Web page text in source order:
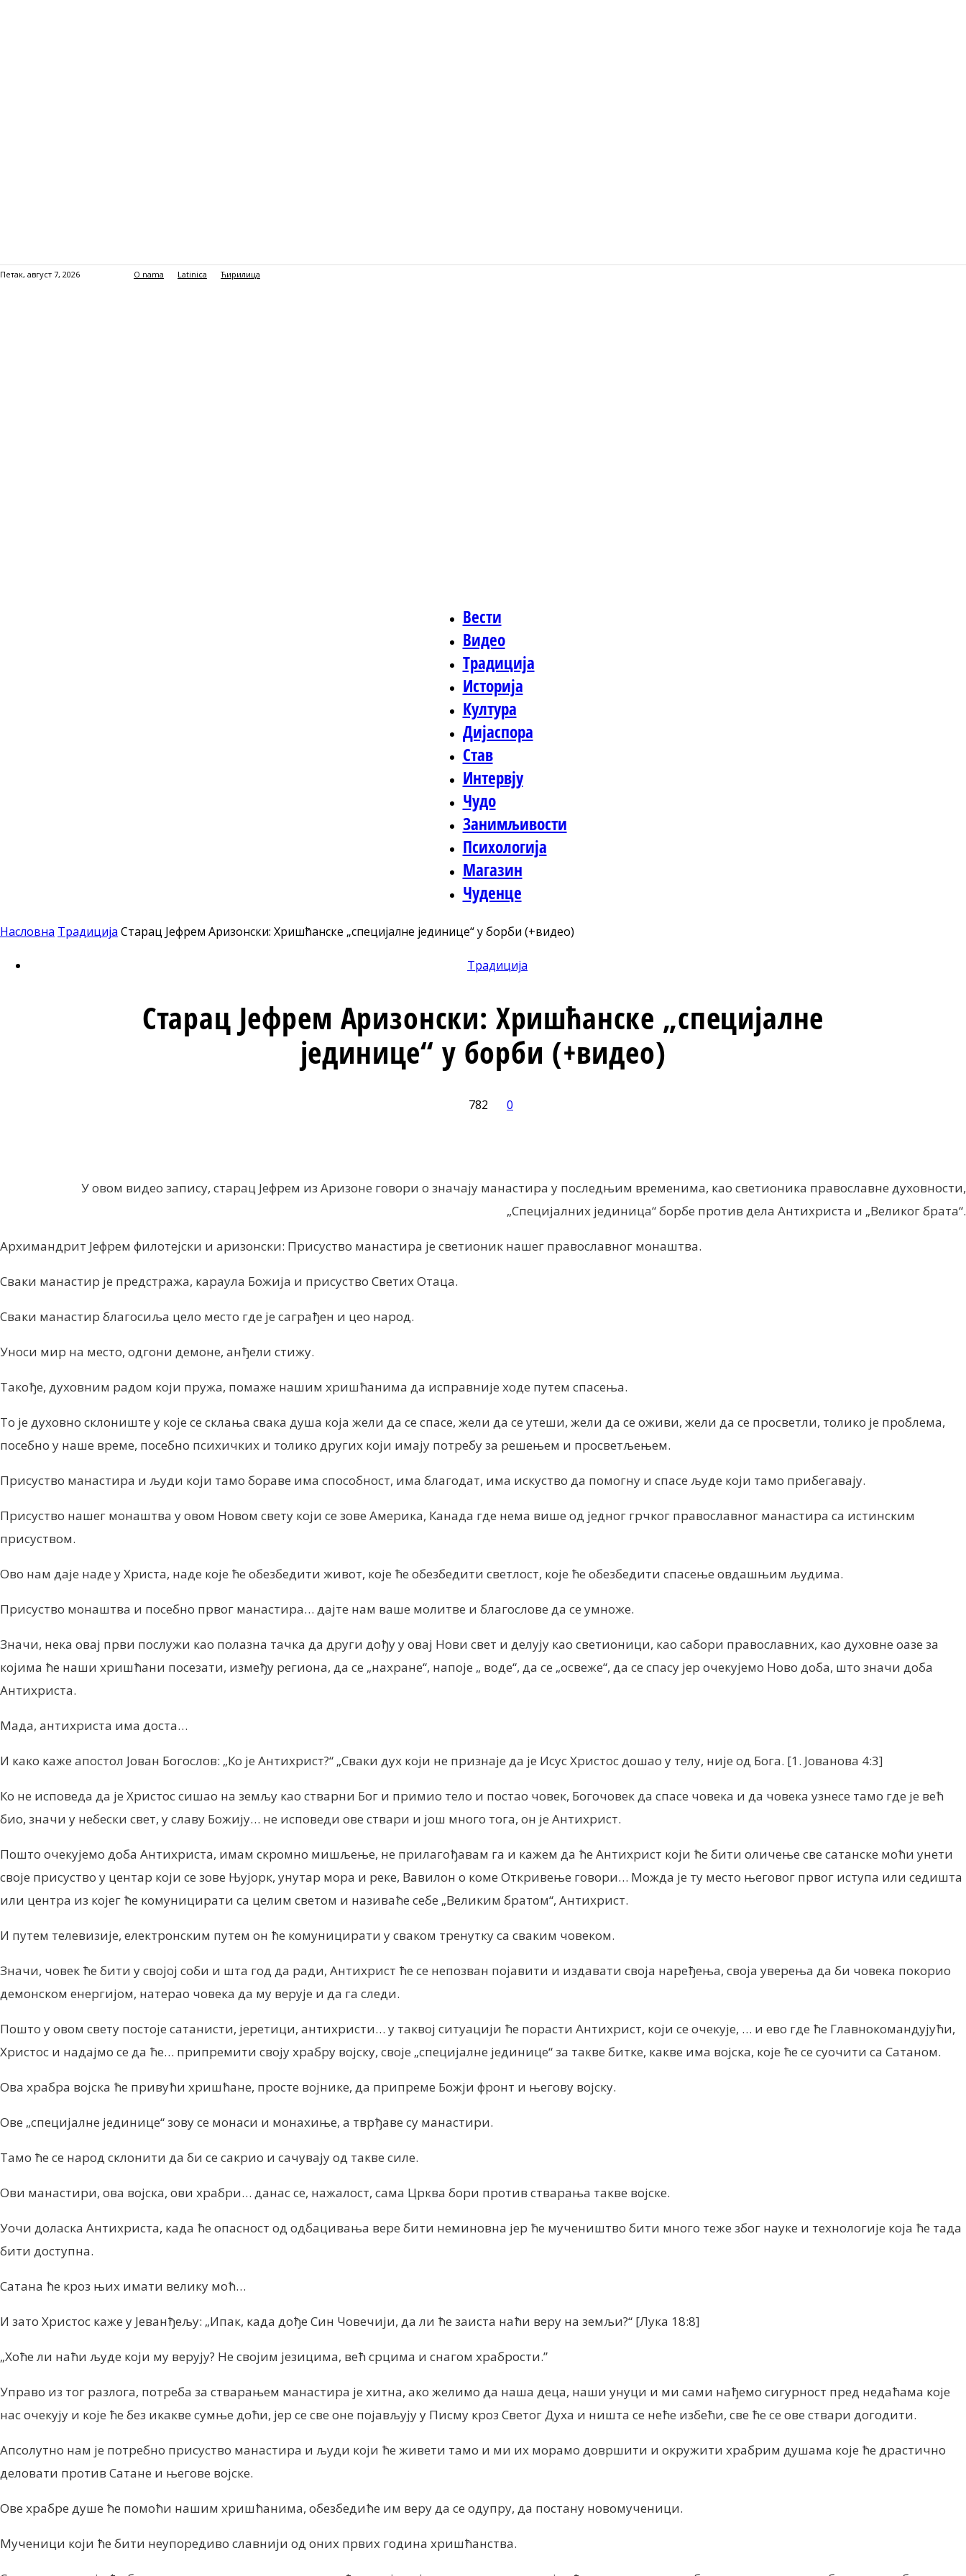
Петак, август 7, 2026 O nama Latinica Ћирилица
Вести
Видео
Традиција
Историја
Култура
Дијаспора
Став
Интервју
Чудо
Занимљивости
Психологија
Магазин
Чуденце
Насловна Традиција Старац Јефрем Аризонски: Хришћанске „специјалне јединице“ у борби (+видео)
Традиција
Старац Јефрем Аризонски: Хришћанске „специјалне
јединице“ у борби (+видео)
782 0
У овом видео запису, старац Јефрем из Аризоне говори о значају манастира у последњим временима, као светионика православне духовности,
„Специјалних јединица“ борбе против дела Антихриста и „Великог брата“.
Архимандрит Јефрем филотејски и аризонски: Присуство манастира је светионик нашег православног монаштва.
Сваки манастир је предстража, караула Божија и присуство Светих Отаца.
Сваки манастир благосиља цело место где је саграђен и цео народ.
Уноси мир на место, одгони демоне, анђели стижу.
Такође, духовним радом који пружа, помаже нашим хришћанима да исправније ходе путем спасења.
То је духовно склониште у које се склања свака душа која жели да се спасе, жели да се утеши, жели да се оживи, жели да се просветли, толико је проблема,
посебно у наше време, посебно психичких и толико других који имају потребу за решењем и просветљењем.
Присуство манастира и људи који тамо бораве има способност, има благодат, има искуство да помогну и спасе људе који тамо прибегавају.
Присуство нашег монаштва у овом Новом свету који се зове Америка, Канада где нема више од једног грчког православног манастира са истинским
присуством.
Ово нам даје наде у Христа, наде које ће обезбедити живот, које ће обезбедити светлост, које ће обезбедити спасење овдашњим људима.
Присуство монаштва и посебно првог манастира… дајте нам ваше молитве и благослове да се умноже.
Значи, нека овај први послужи као полазна тачка да други дођу у овај Нови свет и делују као светионици, као сабори православних, као духовне оазе за
којима ће наши хришћани посезати, између региона, да се „нахране“, напоје „ воде“, да се „освеже“, да се спасу јер очекујемо Ново доба, што значи доба
Антихриста.
Мада, антихриста има доста…
И како каже апостол Јован Богослов: „Ко је Антихрист?“ „Сваки дух који не признаје да је Исус Христос дошао у телу, није од Бога. [1. Јованова 4:3]
Ко не исповеда да је Христос сишао на земљу као стварни Бог и примио тело и постао човек, Богочовек да спасе човека и да човека узнесе тамо где је већ
био, значи у небески свет, у славу Божију… не исповеди ове ствари и још много тога, он је Антихрист.
Пошто очекујемо доба Антихриста, имам скромно мишљење, не прилагођавам га и кажем да ће Антихрист који ће бити оличење све сатанске моћи унети
своје присуство у центар који се зове Њујорк, унутар мора и реке, Вавилон о коме Откривење говори… Можда је ту место његовог првог иступа или седишта
или центра из којег ће комуницирати са целим светом и називаће себе „Великим братом“, Антихрист.
И путем телевизије, електронским путем он ће комуницирати у сваком тренутку са сваким човеком.
Значи, човек ће бити у својој соби и шта год да ради, Антихрист ће се непозван појавити и издавати своја наређења, своја уверења да би човека покорио
демонском енергијом, натерао човека да му верује и да га следи.
Пошто у овом свету постоје сатанисти, јеретици, антихристи… у таквој ситуацији ће порасти Антихрист, који се очекује, … и ево где ће Главнокомандујући,
Христос и надајмо се да ће… припремити своју храбру војску, своје „специјалне јединице“ за такве битке, какве има војска, које ће се суочити са Сатаном.
Ова храбра војска ће привући хришћане, просте војнике, да припреме Божји фронт и његову војску.
Ове „специјалне јединице“ зову се монаси и монахиње, а тврђаве су манастири.
Тамо ће се народ склонити да би се сакрио и сачувају од такве силе.
Ови манастири, ова војска, ови храбри… данас се, нажалост, сама Црква бори против стварања такве војске.
Уочи доласка Антихриста, када ће опасност од одбацивања вере бити неминовна јер ће мучеништво бити много теже због науке и технологије која ће тада
бити доступна.
Сатана ће кроз њих имати велику моћ…
И зато Христос каже у Јеванђељу: „Ипак, када дође Син Човечији, да ли ће заиста наћи веру на земљи?“ [Лука 18:8]
„Хоће ли наћи људе који му верују? Не својим језицима, већ срцима и снагом храбрости.”
Управо из тог разлога, потреба за стварањем манастира је хитна, ако желимо да наша деца, наши унуци и ми сами нађемо сигурност пред недаћама које
нас очекују и које ће без икакве сумње доћи, јер се све оне појављују у Писму кроз Светог Духа и ништа се неће избећи, све ће се ове ствари догодити.
Апсолутно нам је потребно присуство манастира и људи који ће живети тамо и ми их морамо довршити и окружити храбрим душама које ће драстично
деловати против Сатане и његове војске.
Ове храбре душе ће помоћи нашим хришћанима, обезбедиће им веру да се одупру, да постану новомученици.
Мученици који ће бити неупоредиво славнији од оних првих година хришћанства.